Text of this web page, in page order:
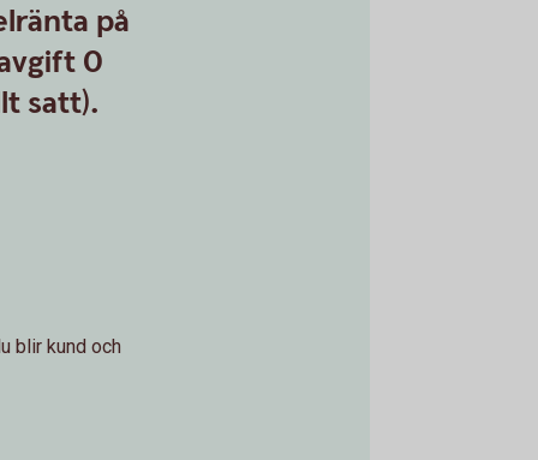
på
0
satt).
blir kund och